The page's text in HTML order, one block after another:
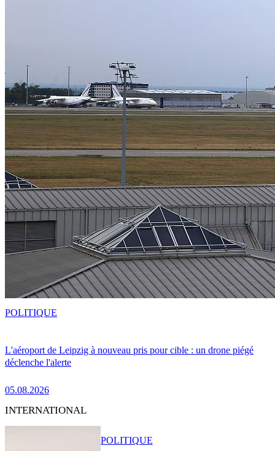
L'aéroport de Leipzig à nouveau pris pour cible : un drone piégé
déclenche l'alerte
05.08.2026
POLITIQUE
INTERNATIONAL
POLITIQUE